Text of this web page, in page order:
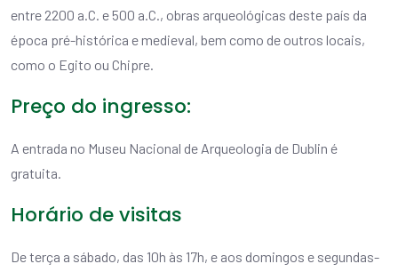
entre 2200 a.C. e 500 a.C., obras arqueológicas deste país da
época pré-histórica e medieval, bem como de outros locais,
como o Egito ou Chipre.
Preço do ingresso:
A entrada no Museu Nacional de Arqueologia de Dublin é
gratuita.
Horário de visitas
De terça a sábado, das 10h às 17h, e aos domingos e segundas-